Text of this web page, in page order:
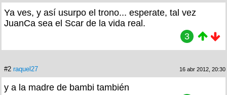
Ya ves, y así usurpo el trono... esperate, tal vez
JuanCa sea el Scar de la vida real.
3
#2 raquel27 16 abr 2012, 20:30
y a la madre de bambi también